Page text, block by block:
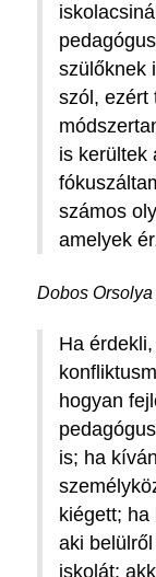
szülőknek
szól, ezért
is kerültek
számos
amelyek
Dobos
Ha
hogyan
is; ha
kiégett;
aki
iskolát: